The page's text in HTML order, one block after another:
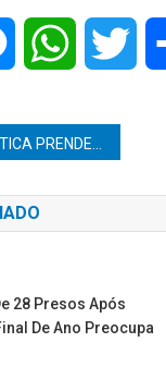
MessengerWhatsApp
COM DROGAS NA ZONA NORTE DE MARÍLIA
28 Presos Após
De Ano Preocupa